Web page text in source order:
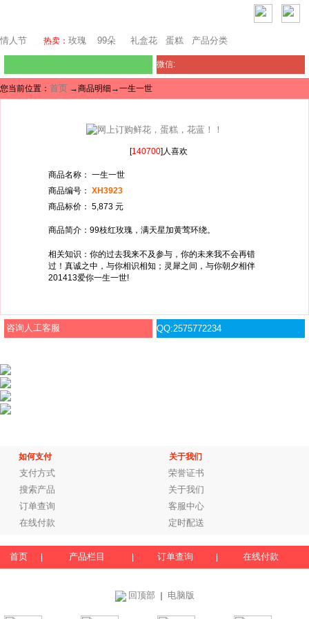
情人节 热卖： 玫瑰 99朵 礼盒花 蛋糕 产品分类
微信:
您当前位置： 首页 →商品明细→一生一世
[140700]人喜欢
商品名称： 一生一世
商品编号： XH3923
商品标价： 5,873 元
商品简介：99枝红玫瑰，满天星加黄莺环绕。
相关知识：你的过去我来不及参与，你的未来我不会再错
过！真诚之中，与你相识相知；灵犀之间，与你朝夕相伴
201413爱你一生一世!
咨询人工客服 QQ:2575772234
如何支付 关于我们
支付方式
荣誉证书
搜索产品
关于我们
订单查询
客服中心
在线付款
定时配送
首页 产品栏目 订单查询 在线付款
回顶部 电脑版